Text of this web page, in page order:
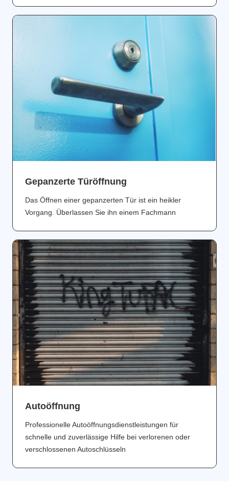
Gepanzerte Türöffnung
Das Öffnen einer gepanzerten Tür ist ein heikler
Vorgang. Überlassen Sie ihn einem Fachmann
Аutoöffnung
Professionelle Autoöffnungsdienstleistungen für
schnelle und zuverlässige Hilfe bei verlorenen oder
verschlossenen Autoschlüsseln